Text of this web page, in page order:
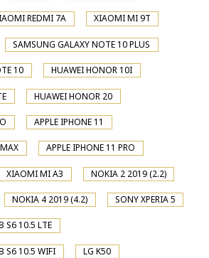
REDMI 7A XIAOMI MI 9T
SAMSUNG GALAXY NOTE 10 PLUS
10 HUAWEI HONOR 10I
HUAWEI HONOR 20
APPLE IPHONE 11
APPLE IPHONE 11 PRO
XIAOMI MI A3 NOKIA 2 2019 (2.2)
NOKIA 4 2019 (4.2) SONY XPERIA 5
S6 10.5 LTE
S6 10.5 WIFI LG K50